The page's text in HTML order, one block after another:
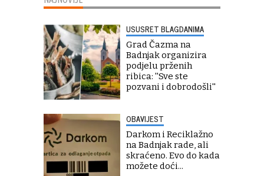
USUSRET BLAGDANIMA
Grad Čazma na
Badnjak organizira
podjelu prženih
ribica: ''Sve ste
pozvani i dobrodošli''
OBAVIJEST
Darkom i Reciklažno
na Badnjak rade, ali
skraćeno. Evo do kada
možete doći...